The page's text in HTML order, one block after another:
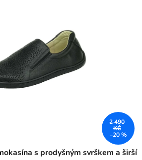
s prodyšným svrškem a širší
2 490
KČ
–20 %